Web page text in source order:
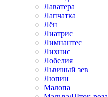
Лаватера
Лапчатка
Лён
Лиатрис
Лимнантес
Лихнис
Лобелия
Львиный зев
Люпин
Малопа